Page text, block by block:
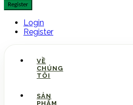
Register
Login
Register
VỀ
CHÚNG
TÔI
SẢN
PHẨM